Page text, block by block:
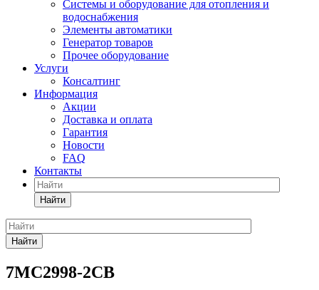
Системы и оборудование для отопления и
водоснабжения
Элементы автоматики
Генератор товаров
Прочее оборудование
Услуги
Консалтинг
Информация
Акции
Доставка и оплата
Гарантия
Новости
FAQ
Контакты
Найти
Найти
7MC2998-2CB